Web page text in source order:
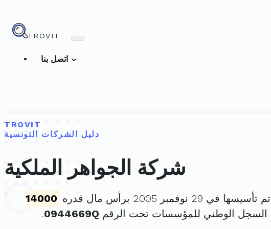
TROVIT
TROVIT
دليل الشركات التونسية
شركة الجواهر الملكية
في 29 نوفمبر 2005 برأس مال قدره
14000
الوطني للمؤسسات تحت الرقم 0944669Q
.